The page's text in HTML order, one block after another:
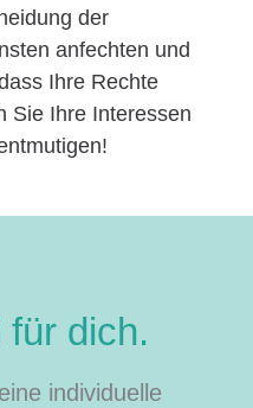
der
anfechten und
Ihre Rechte
Sie Ihre Interessen
dich.
individuelle